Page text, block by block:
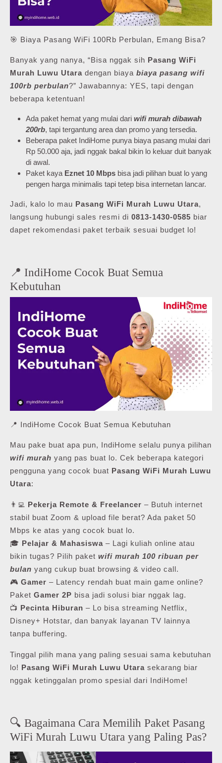
🎯 Biaya Pasang WiFi 100Rb Perbulan, Emang Bisa?
Banyak yang nanya, “Bisa nggak sih Pasang WiFi
Murah Luwu Utara dengan biaya biaya pasang wifi
100rb perbulan?” Jawabannya: YES, tapi dengan
beberapa ketentuan!
Ada paket hemat yang mulai dari wifi murah dibawah
200rb, tapi tergantung area dan promo yang tersedia.
Beberapa paket IndiHome punya biaya pasang mulai dari
Rp 50.000 aja, jadi nggak bakal bikin lo keluar duit banyak
di awal.
Paket kaya Eznet 10 Mbps bisa jadi pilihan buat lo yang
pengen harga minimalis tapi tetep bisa internetan lancar.
Jadi, kalo lo mau Pasang WiFi Murah Luwu Utara,
langsung hubungi sales resmi di 0813-1430-0585 biar
dapet rekomendasi paket terbaik sesuai budget lo!
📍 IndiHome Cocok Buat Semua
Kebutuhan
📍 IndiHome Cocok Buat Semua Kebutuhan
Mau pake buat apa pun, IndiHome selalu punya pilihan
wifi murah yang pas buat lo. Cek beberapa kategori
pengguna yang cocok buat Pasang WiFi Murah Luwu
Utara:
👨‍💻 Pekerja Remote & Freelancer – Butuh internet
stabil buat Zoom & upload file berat? Ada paket 50
Mbps ke atas yang cocok buat lo.
🎓 Pelajar & Mahasiswa – Lagi kuliah online atau
bikin tugas? Pilih paket wifi murah 100 ribuan per
bulan yang cukup buat browsing & video call.
🎮 Gamer – Latency rendah buat main game online?
Paket Gamer 2P bisa jadi solusi biar nggak lag.
📺 Pecinta Hiburan – Lo bisa streaming Netflix,
Disney+ Hotstar, dan banyak layanan TV lainnya
tanpa buffering.
Tinggal pilih mana yang paling sesuai sama kebutuhan
lo! Pasang WiFi Murah Luwu Utara sekarang biar
nggak ketinggalan promo spesial dari IndiHome!
🔍 Bagaimana Cara Memilih Paket Pasang
WiFi Murah Luwu Utara yang Paling Pas?